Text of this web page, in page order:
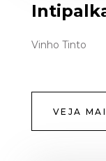
Vinho Tinto
VEJA